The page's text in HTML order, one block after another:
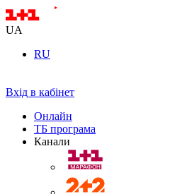
UA
RU
Вхід в кабінет
Онлайн
ТБ програма
Канали